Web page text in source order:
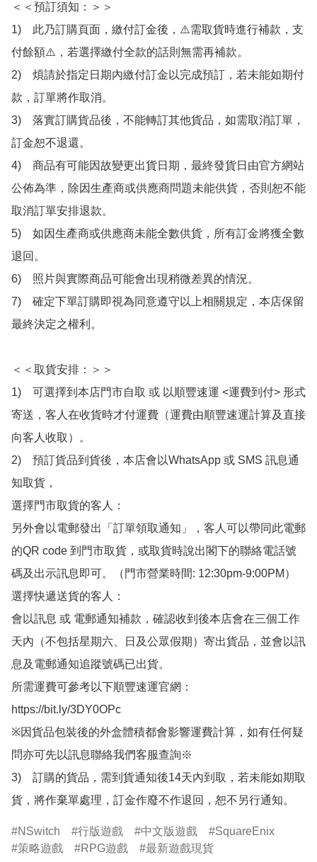
＜＜預訂須知：＞＞
1)　此乃訂購頁面，繳付訂金後，⚠️需取貨時進行補款，支
付餘額⚠️，若選擇繳付全款的話則無需再補款。
2)　煩請於指定日期內繳付訂金以完成預訂，若未能如期付
款，訂單將作取消。
3)　落實訂購貨品後，不能轉訂其他貨品，如需取消訂單，
訂金恕不退還。
4)　商品有可能因故變更出貨日期，最終發貨日由官方網站
公佈為準，除因生產商或供應商問題未能供貨，否則恕不能
取消訂單安排退款。
5)　如因生產商或供應商未能全數供貨，所有訂金將獲全數
退回。
6)　照片與實際商品可能會出現稍微差異的情況。
7)　確定下單訂購即視為同意遵守以上相關規定，本店保留
最終決定之權利。
＜＜取貨安排：＞＞
1)　可選擇到本店門市自取 或 以順豐速運 <運費到付> 形式
寄送，客人在收貨時才付運費（運費由順豐速運計算及直接
向客人收取）。
2)　預訂貨品到貨後，本店會以WhatsApp 或 SMS 訊息通
知取貨，
選擇門市取貨的客人：
另外會以電郵發出「訂單領取通知」，客人可以帶同此電郵
的QR code 到門市取貨，或取貨時說出閣下的聯絡電話號
碼及出示訊息即可。（門市營業時間: 12:30pm-9:00PM）
選擇快遞送貨的客人：
會以訊息 或 電郵通知補款，確認收到後本店會在三個工作
天內（不包括星期六、日及公眾假期）寄出貨品，並會以訊
息及電郵通知追蹤號碼已出貨。
所需運費可參考以下順豐速運官網：
https://bit.ly/3DY0OPc
※因貨品包裝後的外盒體積都會影響運費計算，如有任何疑
問亦可先以訊息聯絡我們客服查詢※
3)　訂購的貨品，需到貨通知後14天內到取，若未能如期取
貨，將作棄單處理，訂金作廢不作退回，恕不另行通知。
NSwitch 行版遊戲 中文版遊戲
SquareEnix
策略遊戲
RPG遊戲 最新遊戲現貨